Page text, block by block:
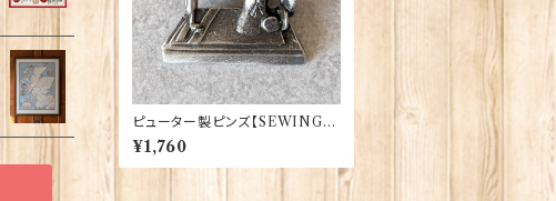
ピューター製ピンズ【SEWING
MACHINE】David Hinwood
90166-LP1606
¥1,760